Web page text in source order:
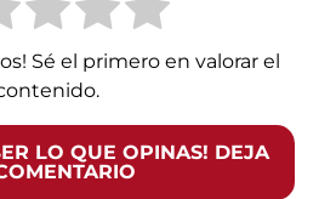
Sé el primero en valorar el
LO QUE OPINAS! DEJA